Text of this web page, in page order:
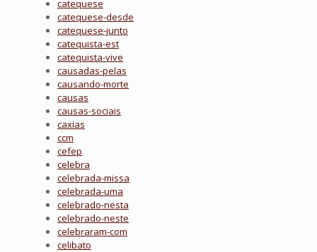
catequese
catequese-desde
catequese-junto
catequista-est
catequista-vive
causadas-pelas
causando-morte
causas
causas-sociais
caxias
ccm
cefep
celebra
celebrada-missa
celebrada-uma
celebrado-nesta
celebrado-neste
celebraram-com
celibato